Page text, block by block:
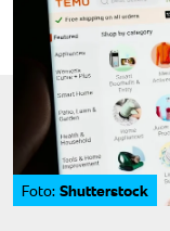
Foto: Shutterstock